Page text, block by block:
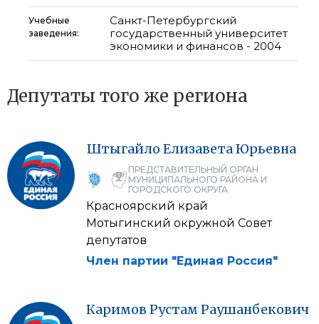
Учебные
заведения:
Санкт-Петербургский
государственный университет
экономики и финансов - 2004
Депутаты того же региона
Штыгайло ЕлизаветаЮрьевна
ПРЕДСТАВИТЕЛЬНЫЙ ОРГАН
МУНИЦИПАЛЬНОГО РАЙОНА И
ГОРОДСКОГО ОКРУГА
Красноярский край
Мотыгинский окружной Совет
депутатов
Член партии "Единая Россия"
Каримов Рустам Раушанбекович